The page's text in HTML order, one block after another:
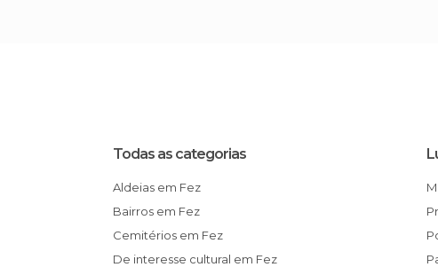
Todas as categorias
Aldeias em Fez
Bairros em Fez
Cemitérios em Fez
De interesse cultural em Fez